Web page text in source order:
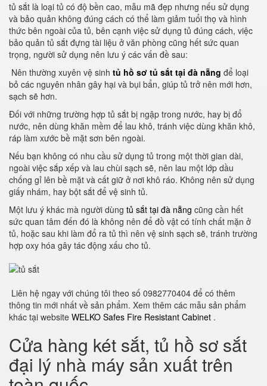
tủ sắt là loại tủ có độ bền cao, mẫu mã đẹp nhưng nếu sử dụng
và bảo quản không đúng cách có thể làm giảm tuổi thọ và hình
thức bên ngoài của tủ, bên cạnh việc sử dụng tủ đúng cách, việc
bảo quản tủ sắt đựng tài liệu ở văn phòng cũng hết sức quan
trọng, người sử dụng nên lưu ý các vấn đề sau:
Nên thường xuyên vệ sinh tủ hồ sơ tủ sắt tại đà nẵng để loại
bỏ các nguyên nhân gây hại và bụi bẩn, giúp tủ trở nên mới hơn,
sạch sẽ hơn.
Đối với những trường hợp tủ sắt bị ngập trong nước, hay bị đổ
nước, nên dùng khăn mềm để lau khô, tránh việc dùng khăn khô,
ráp làm xước bề mặt sơn bên ngoài.
Nếu bạn không có nhu cầu sử dụng tủ trong một thời gian dài,
ngoài việc sắp xếp và lau chùi sạch sẽ, nên lau một lớp dầu
chống gỉ lên bề mặt và cất giữ ở nơi khô ráo. Không nên sử dụng
giấy nhám, hay bột sắt để vệ sinh tủ.
Một lưu ý khác mà người dùng tủ sắt tại đà nẵng cũng cần hết
sức quan tâm đến đó là không nên để đồ vật có tính chất mặn ở
tủ, hoặc sau khi làm đổ ra tủ thì nên vệ sinh sạch sẽ, tránh trường
hợp oxy hóa gây tác động xấu cho tủ.
Liên hệ ngay với chúng tôi theo số 0982770404 để có thêm
thông tin mới nhất về sản phẩm. Xem thêm các mẫu sản phẩm
khác tại website WELKO Safes Fire Resistant Cabinet .
Cửa hàng két sắt, tủ hồ sơ sắt
đại lý nhà máy sản xuất trên